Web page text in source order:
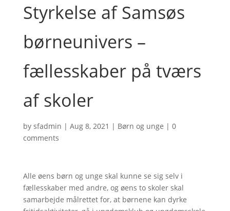
Styrkelse af Samsøs
børneunivers –
fællesskaber på tværs
af skoler
by sfadmin | Aug 8, 2021 | Børn og unge | 0
comments
Alle øens børn og unge skal kunne se sig selv i
fællesskaber med andre, og øens to skoler skal
samarbejde målrettet for, at børnene kan dyrke